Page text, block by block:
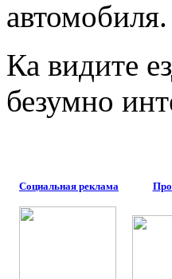
автомобиля.
Ка видите
безумно
Социальная реклама